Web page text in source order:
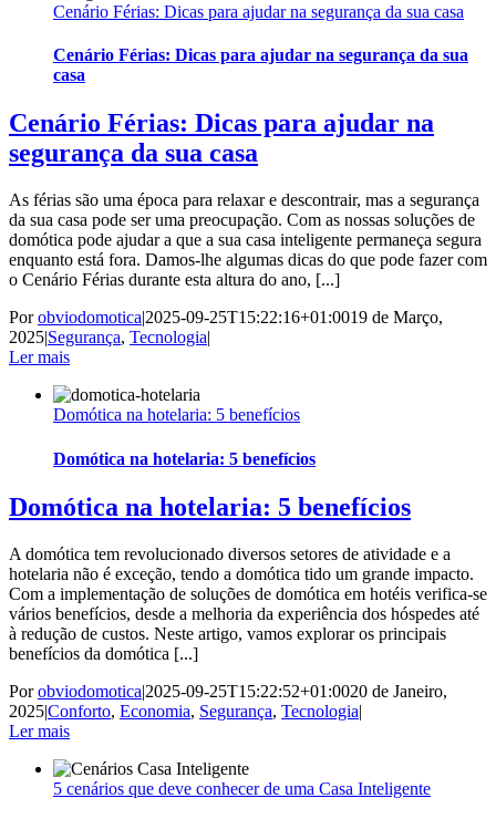
Cenário Férias: Dicas para ajudar na segurança da sua casa
Cenário Férias: Dicas para ajudar na segurança da sua
casa
Cenário Férias: Dicas para ajudar na
segurança da sua casa
As férias são uma época para relaxar e descontrair, mas a segurança
da sua casa pode ser uma preocupação. Com as nossas soluções de
domótica pode ajudar a que a sua casa inteligente permaneça segura
enquanto está fora. Damos-lhe algumas dicas do que pode fazer com
o Cenário Férias durante esta altura do ano, [...]
Porobviodomotica|2025-09-25T15:22:16+01:0019 de Março,
2025|Segurança, Tecnologia|
Ler mais
Domótica na hotelaria: 5 benefícios
Domótica na hotelaria: 5 benefícios
Domótica na hotelaria: 5 benefícios
A domótica tem revolucionado diversos setores de atividade e a
hotelaria não é exceção, tendo a domótica tido um grande impacto.
Com a implementação de soluções de domótica em hotéis verifica-se
vários benefícios, desde a melhoria da experiência dos hóspedes até
à redução de custos. Neste artigo, vamos explorar os principais
benefícios da domótica [...]
Porobviodomotica|2025-09-25T15:22:52+01:0020 de Janeiro,
2025|Conforto, Economia, Segurança, Tecnologia|
Ler mais
5 cenários que deve conhecer de uma Casa Inteligente